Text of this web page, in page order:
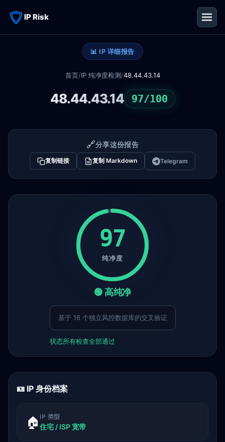
IP Risk
📊 IP 详细报告
首页/IP 纯净度检测/48.44.43.14
48.44.43.14 97/100
🔗分享这份报告
复制链接 复制 Markdown Telegram
97
纯净度
🟢 高纯净
基于 16 个独立风控数据库的交叉验证
状态所有检查全部通过
🪪 IP 身份档案
🏠 IP 类型
住宅 / ISP 宽带